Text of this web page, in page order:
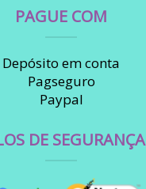
PAGUE COM
Depósito em conta
Pagseguro
Paypal
DE SEGURANÇA